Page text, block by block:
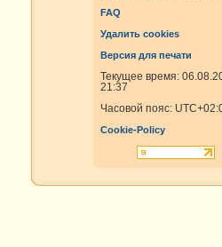
FAQ
Удалить cookies
Версия для печати
Текущее время:
21:37
Часовой пояс:
Cookie-Policy